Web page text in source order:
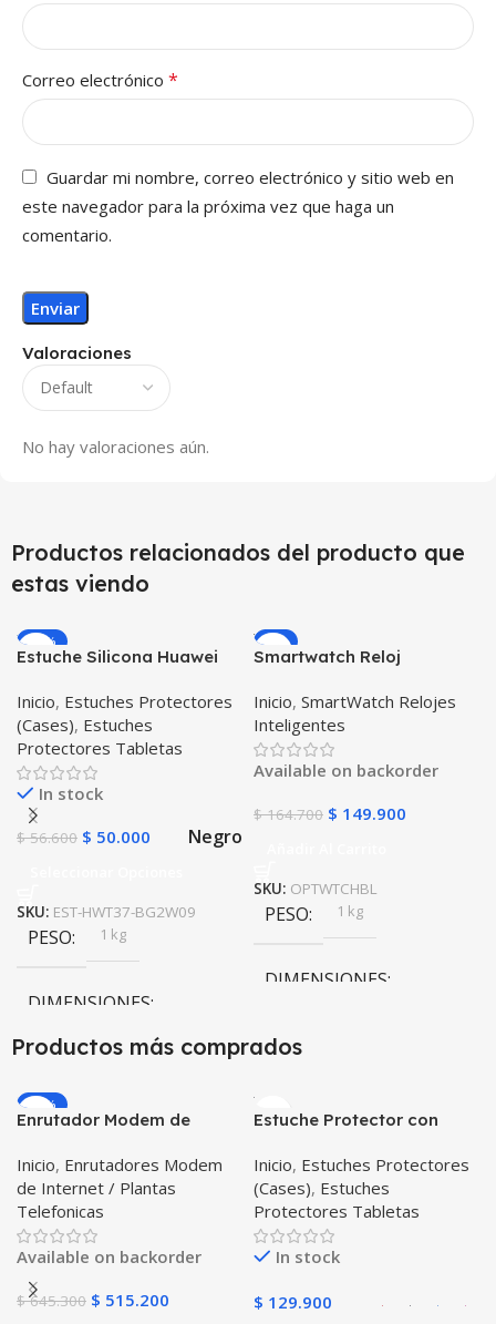
Valoraciones
No hay valoraciones aún.
Correo electrónico *
Guardar mi nombre, correo electrónico y sitio web en
este navegador para la próxima vez que haga un
comentario.
Productos relacionados del producto que
estas viendo
-12%
Estuche Silicona Huawei
Inicio, Estuches Protectores
(Cases), Estuches
Protectores Tabletas
In stock
$56.600 $ 50.000 Negro
SKU: EST-HWT37-BG2W09
PESO 1 kg
DIMENSIONES
10 × 10 × 10 cm
COLOR Negro
-9%
Smartwatch Reloj
WATCH BLACK™ (PK W34
Iwo 10 12) Compatible
Android y iPhone
Inicio, SmartWatch Relojes
Inteligentes
Available on backorder
$164.700 $ 149.900
SKU: OPTWTCHBL
PESO 1 kg
DIMENSIONES
10 × 10 × 10 cm
Productos más comprados
-20%
Enrutador Modem de
Libre Todo Operador 4G
LTE SIMCARD
Inicio, Enrutadores Modem
de Internet / Plantas
Telefonicas
Available on backorder
$645.300 $ 515.200
Estuche Protector con
Tablet Samsung Galaxy
Tab A8 10.5 2021 – 2022
SM-x200 SM-x205 Anti
golpes con soporte
Inicio, Estuches Protectores
(Cases), Estuches
Protectores Tabletas
In stock
$ 129.900